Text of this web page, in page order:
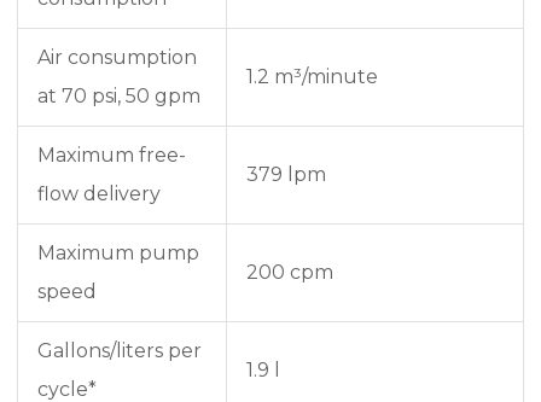
Air consumption
at 70 psi, 50 gpm
1.2 m³/minute
Maximum free-
flow delivery
379 lpm
Maximum pump
speed
200 cpm
Gallons/liters per
cycle*
1.9 l